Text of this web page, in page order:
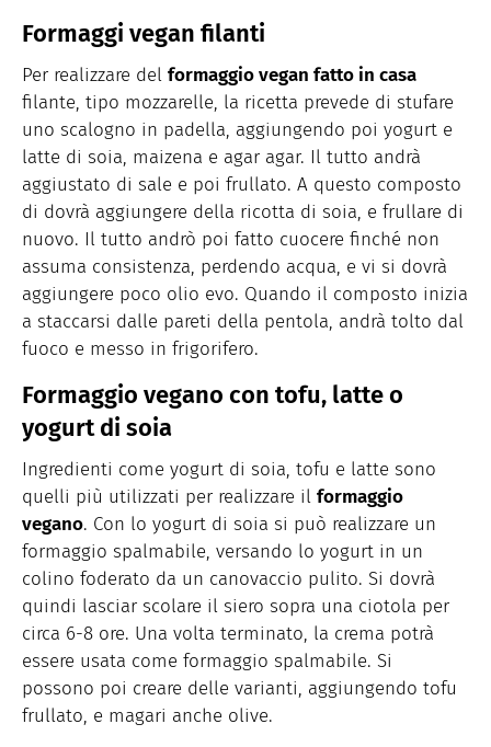
Formaggi vegan filanti
Per realizzare del formaggio vegan fatto in casa
filante, tipo mozzarelle, la ricetta prevede di stufare
uno scalogno in padella, aggiungendo poi yogurt e
latte di soia, maizena e agar agar. Il tutto andrà
aggiustato di sale e poi frullato. A questo composto
di dovrà aggiungere della ricotta di soia, e frullare di
nuovo. Il tutto andrò poi fatto cuocere finché non
assuma consistenza, perdendo acqua, e vi si dovrà
aggiungere poco olio evo. Quando il composto inizia
a staccarsi dalle pareti della pentola, andrà tolto dal
fuoco e messo in frigorifero.
Formaggio vegano con tofu, latte o
yogurt di soia
Ingredienti come yogurt di soia, tofu e latte sono
quelli più utilizzati per realizzare il formaggio
vegano. Con lo yogurt di soia si può realizzare un
formaggio spalmabile, versando lo yogurt in un
colino foderato da un canovaccio pulito. Si dovrà
quindi lasciar scolare il siero sopra una ciotola per
circa 6-8 ore. Una volta terminato, la crema potrà
essere usata come formaggio spalmabile. Si
possono poi creare delle varianti, aggiungendo tofu
frullato, e magari anche olive.